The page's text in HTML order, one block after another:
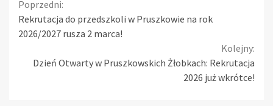
Continue
Reading
Poprzedni:
Rekrutacja do przedszkoli w Pruszkowie na rok
2026/2027 rusza 2 marca!
Kolejny:
Dzień Otwarty w Pruszkowskich Żłobkach: Rekrutacja
2026 już wkrótce!